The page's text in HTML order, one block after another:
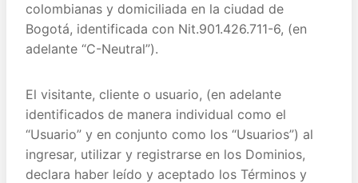
colombianas y domiciliada en la ciudad de
Bogotá, identificada con Nit.901.426.711-6, (en
adelante “C-Neutral”).
El visitante, cliente o usuario, (en adelante
identificados de manera individual como el
“Usuario” y en conjunto como los “Usuarios”) al
ingresar, utilizar y registrarse en los Dominios,
declara haber leído y aceptado los Términos y